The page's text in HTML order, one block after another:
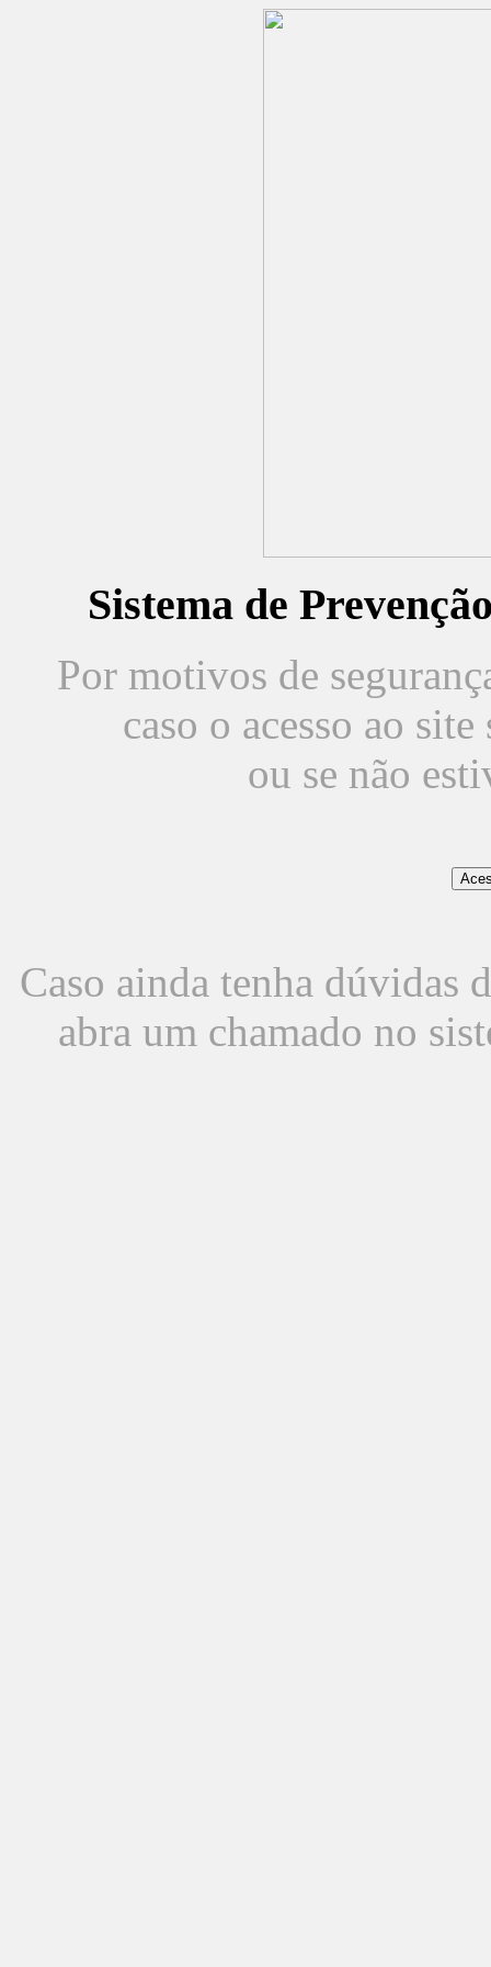
Sistema de
Por motivos de
caso o acesso ao
ou se não
Caso ainda tenha dúvidas
abra um chamado no